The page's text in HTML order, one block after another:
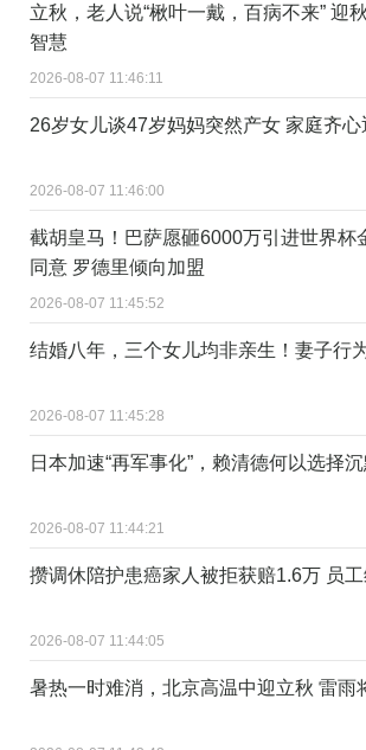
立秋，老人说“楸叶一戴，百病不来” 迎
智慧
2026-08-07 11:46:11
26岁女儿谈47岁妈妈突然产女 家庭齐心
2026-08-07 11:46:00
截胡皇马！巴萨愿砸6000万引进世界杯
同意 罗德里倾向加盟
2026-08-07 11:45:52
结婚八年，三个女儿均非亲生！妻子行
2026-08-07 11:45:28
日本加速“再军事化”，赖清德何以选择沉
2026-08-07 11:44:21
攒调休陪护患癌家人被拒获赔1.6万 员
2026-08-07 11:44:05
暑热一时难消，北京高温中迎立秋 雷雨